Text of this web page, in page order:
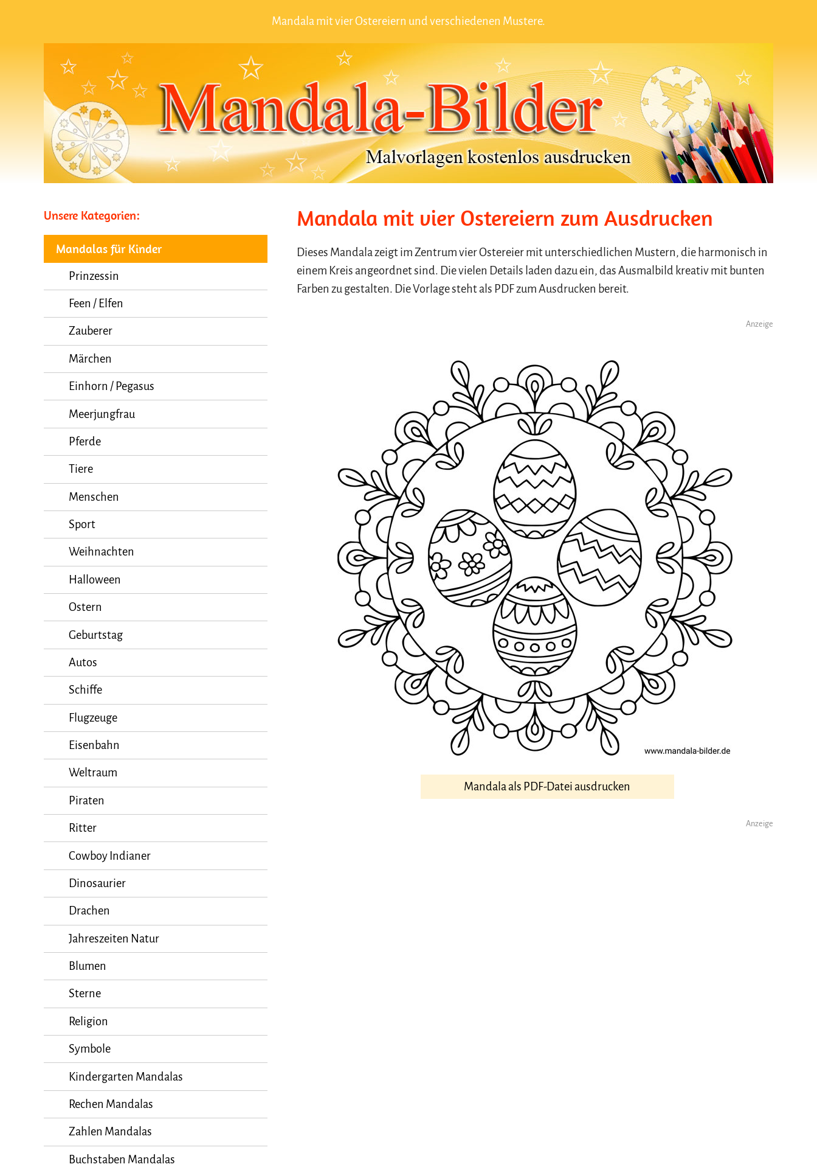
Mandala mit vier Ostereiern und verschiedenen Mustere.
Unsere Kategorien:
Mandalas für Kinder
Prinzessin
Feen / Elfen
Zauberer
Märchen
Einhorn / Pegasus
Meerjungfrau
Pferde
Tiere
Menschen
Sport
Weihnachten
Halloween
Ostern
Geburtstag
Autos
Schiffe
Flugzeuge
Eisenbahn
Weltraum
Piraten
Ritter
Cowboy Indianer
Dinosaurier
Drachen
Jahreszeiten Natur
Blumen
Sterne
Religion
Symbole
Kindergarten Mandalas
Rechen Mandalas
Zahlen Mandalas
Buchstaben Mandalas
Mandala mit vier Ostereiern zum Ausdrucken
Dieses Mandala zeigt im Zentrum vier Ostereier mit unterschiedlichen Mustern, die harmonisch in
einem Kreis angeordnet sind. Die vielen Details laden dazu ein, das Ausmalbild kreativ mit bunten
Farben zu gestalten. Die Vorlage steht als PDF zum Ausdrucken bereit.
Anzeige
Mandala als PDF-Datei ausdrucken
Anzeige